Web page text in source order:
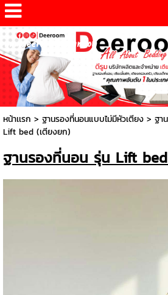
หน้าเเรก > ฐานรองที่นอนแบบไม่มีหัวเตียง> ฐา
Lift bed (เตียงยก)
ฐานรองที่นอน รุ่น Lift